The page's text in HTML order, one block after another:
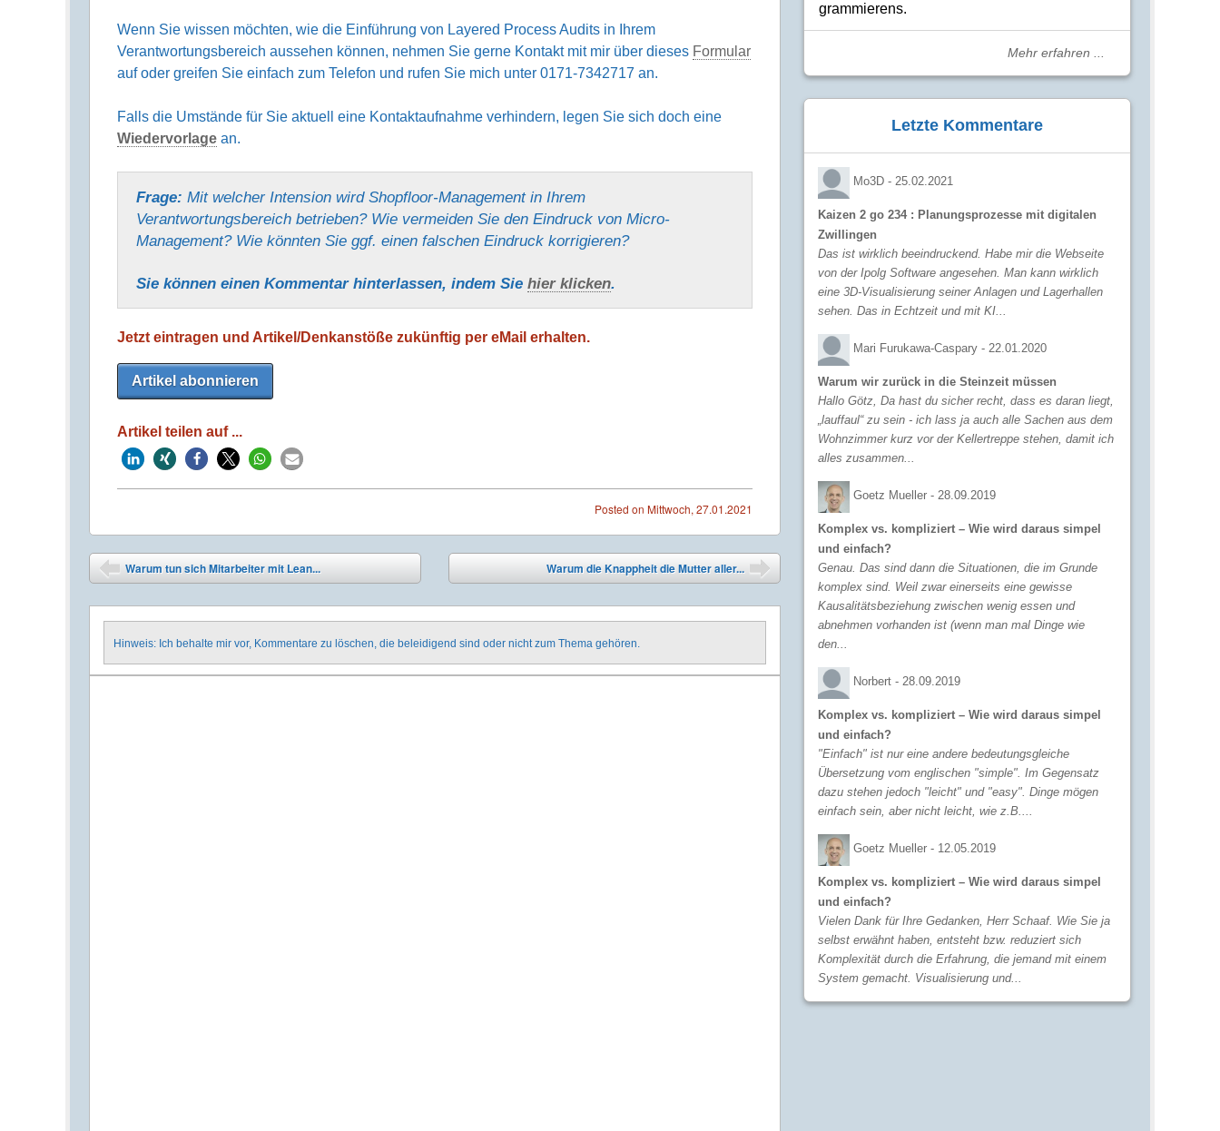
Wenn Sie wissen möchten, wie die Einführung von Layered Process Audits in Ihrem
Verantwortungsbereich aussehen können, nehmen Sie gerne Kontakt mit mir über dieses Formular
auf oder greifen Sie einfach zum Telefon und rufen Sie mich unter 0171-7342717 an.
Falls die Umstände für Sie aktuell eine Kontaktaufnahme verhindern, legen Sie sich doch eine
Wiedervorlage an.
Frage: Mit welcher Intension wird Shopfloor-Management in Ihrem
Verantwortungsbereich betrieben? Wie vermeiden Sie den Eindruck von Micro-
Management? Wie könnten Sie ggf. einen falschen Eindruck korrigieren?
Sie können einen Kommentar hinter­lassen, indem Sie hier klicken.
Jetzt eintragen und Artikel/Denkanstöße zukünftig per eMail erhalten.
Artikel abonnieren
Artikel teilen auf ...
Posted on Mittwoch, 27.01.2021
Post navigation
Warum tun sich Mitarbeiter mit Lean...
Warum die Knappheit die Mutter aller...
Hinweis: Ich behalte mir vor, Kommentare zu löschen, die beleidigend sind oder nicht zum Thema gehören.
gram­­mie­­rens.
Mehr erfahren ...
Letzte Kommentare
Mo3D - 25.02.2021
Kaizen 2 go 234 : Planungsprozesse mit digitalen
Zwillingen
Das ist wirklich beeindruckend. Habe mir die Webseite
von der Ipolg Software angesehen. Man kann wirklich
eine 3D-Visualisierung seiner Anlagen und Lagerhallen
sehen. Das in Echtzeit und mit KI...
Mari Furukawa-Caspary - 22.01.2020
Warum wir zurück in die Steinzeit müssen
Hallo Götz, Da hast du sicher recht, dass es daran liegt,
„lauffaul“ zu sein - ich lass ja auch alle Sachen aus dem
Wohnzimmer kurz vor der Kellertreppe stehen, damit ich
alles zusammen...
Goetz Mueller - 28.09.2019
Komplex vs. kompliziert – Wie wird daraus simpel
und einfach?
Genau. Das sind dann die Situationen, die im Grunde
komplex sind. Weil zwar einerseits eine gewisse
Kausalitätsbeziehung zwischen wenig essen und
abnehmen vorhanden ist (wenn man mal Dinge wie
den...
Norbert - 28.09.2019
Komplex vs. kompliziert – Wie wird daraus simpel
und einfach?
"Einfach" ist nur eine andere bedeutungsgleiche
Übersetzung vom englischen "simple". Im Gegensatz
dazu stehen jedoch "leicht" und "easy". Dinge mögen
einfach sein, aber nicht leicht, wie z.B....
Goetz Mueller - 12.05.2019
Komplex vs. kompliziert – Wie wird daraus simpel
und einfach?
Vielen Dank für Ihre Gedanken, Herr Schaaf. Wie Sie ja
selbst erwähnt haben, entsteht bzw. reduziert sich
Komplexität durch die Erfahrung, die jemand mit einem
System gemacht. Visualisierung und...